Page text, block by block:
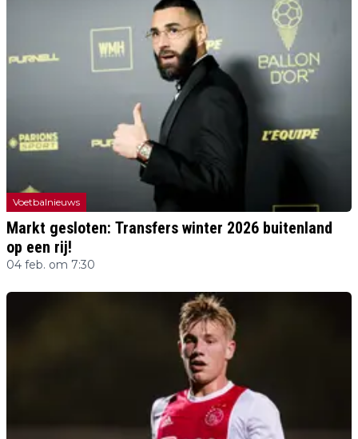
Voetbalnieuws
Markt gesloten: Transfers winter 2026 buitenland
op een rij!
04 feb. om 7:30